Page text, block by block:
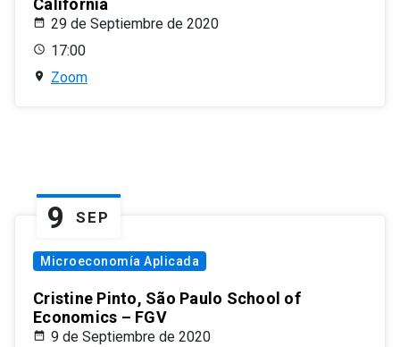
California
29 de Septiembre de 2020
17:00
Zoom
9 SEP
Microeconomía Aplicada
Cristine Pinto, São Paulo School of
Economics – FGV
9 de Septiembre de 2020